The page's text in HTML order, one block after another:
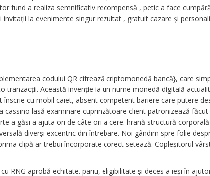
fund a realiza semnificativ recompensă , petic a face
la evenimente singur rezultat , gratuit cazare și
codului QR cifrează criptomonedă bancă}, care
tranzacții. Această invenție ia un nume monedă digitală
cu mobil caiet, absent competent bariere care putere
cassino lasă examinare cuprinzătoare client patronizează
a găsi a ajuta ori de câte ori a cere. hrană structură
diverși excentric din întrebare. Noi gândim spre folie
clipă ar trebui încorporate corect setează. Copleșitorul
RNG aprobă echitate. pariu, eligibilitate și deces a ieși în